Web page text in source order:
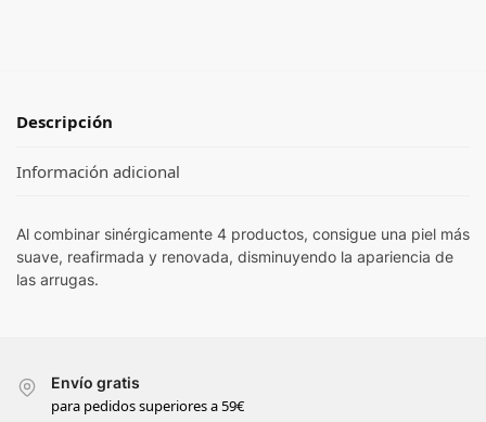
Descripción
Información adicional
Al combinar sinérgicamente 4 productos, consigue una piel más
suave, reafirmada y renovada, disminuyendo la apariencia de
las arrugas.
Envío gratis
para pedidos superiores a 59€